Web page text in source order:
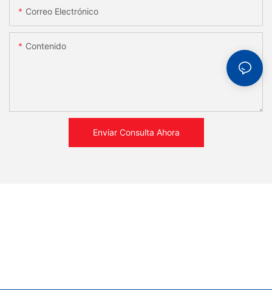
Correo Electrónico
Contenido
Enviar Consulta Ahora